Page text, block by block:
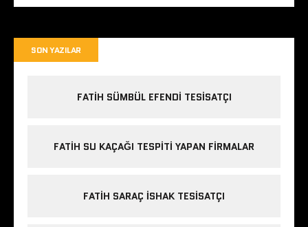
SON YAZILAR
FATIH SÜMBÜL EFENDI TESISATÇI
FATIH SU KAÇAĞI TESPITI YAPAN FIRMALAR
FATIH SARAÇ ISHAK TESISATÇI